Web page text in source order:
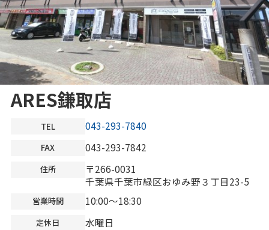
ARES鎌取店
TEL 043-293-7840
FAX 043-293-7842
住所
〒266-0031
千葉県千葉市緑区おゆみ野３丁目23-5
営業時間 10:00～18:30
定休日 水曜日